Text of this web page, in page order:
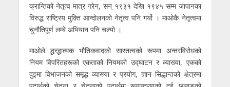
क्रान्तिको नेतृत्व मात्र गरेन, सन् १९३१ देखि १९४५ सम्म जापानका
विरुद्ध राष्ट्रिय मुक्ति आन्दोलनको नेतृत्व पनि गर्यो । माओकै नेतृत्वमा
चुनौतिपूर्ण लम्बे अभियान पनि चल्यो ।
माओले द्धन्द्धात्मक भौतिकवादको सारतत्वको रूपमा अन्तरविरोधको
नियम विपरितहरूको एकताको नियमको उद्घाटन र व्याख्या, एकको
दुइमा विभाजनको समृद्ध व्याख्या र प्रयोग, ज्ञान सिद्धान्तको क्षेत्रमा